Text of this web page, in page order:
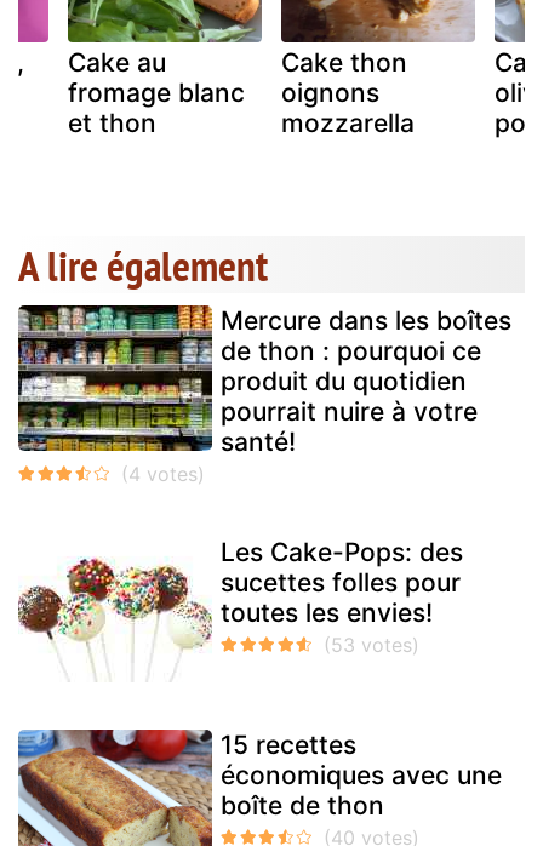
Cake au
fromage blanc
et thon
Cake thon
oignons
mozzarella
A lire également
Mercure dans les boîtes
de thon : pourquoi ce
produit du quotidien
pourrait nuire à votre
santé!
Les Cake-Pops: des
sucettes folles pour
toutes les envies!
15 recettes
économiques avec une
boîte de thon